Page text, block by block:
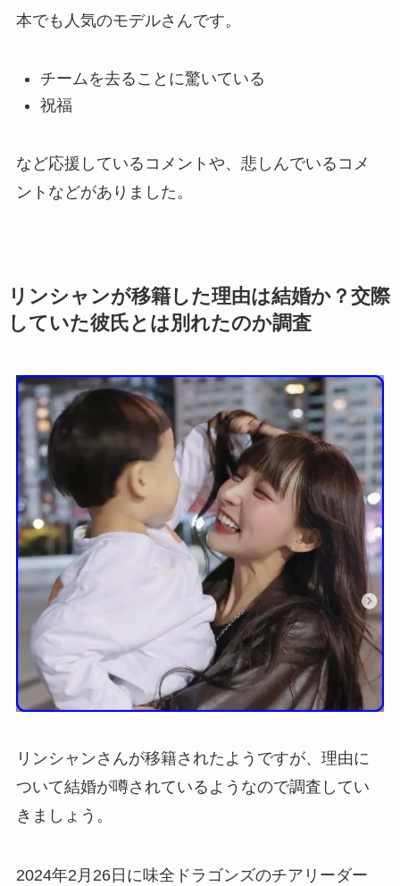
本でも人気のモデルさんです。
チームを去ることに驚いている
祝福
など応援しているコメントや、悲しんでいるコメ
ントなどがありました。
リンシャンが移籍した理由は結婚か？交際
していた彼氏とは別れたのか調査
リンシャンさんが移籍されたようですが、理由に
ついて結婚が噂されているようなので調査してい
きましょう。
2024年2月26日に味全ドラゴンズのチアリーダー